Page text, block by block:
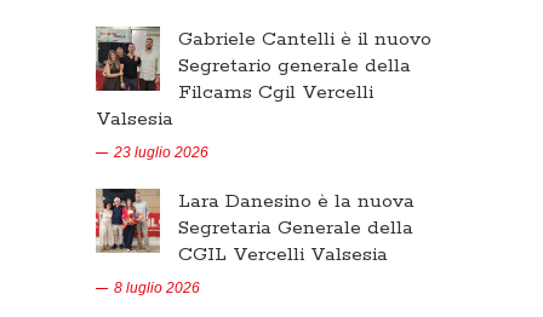
Gabriele Cantelli è il nuovo
Segretario generale della
Filcams Cgil Vercelli
Valsesia
23 luglio 2026
Lara Danesino è la nuova
Segretaria Generale della
CGIL Vercelli Valsesia
8 luglio 2026